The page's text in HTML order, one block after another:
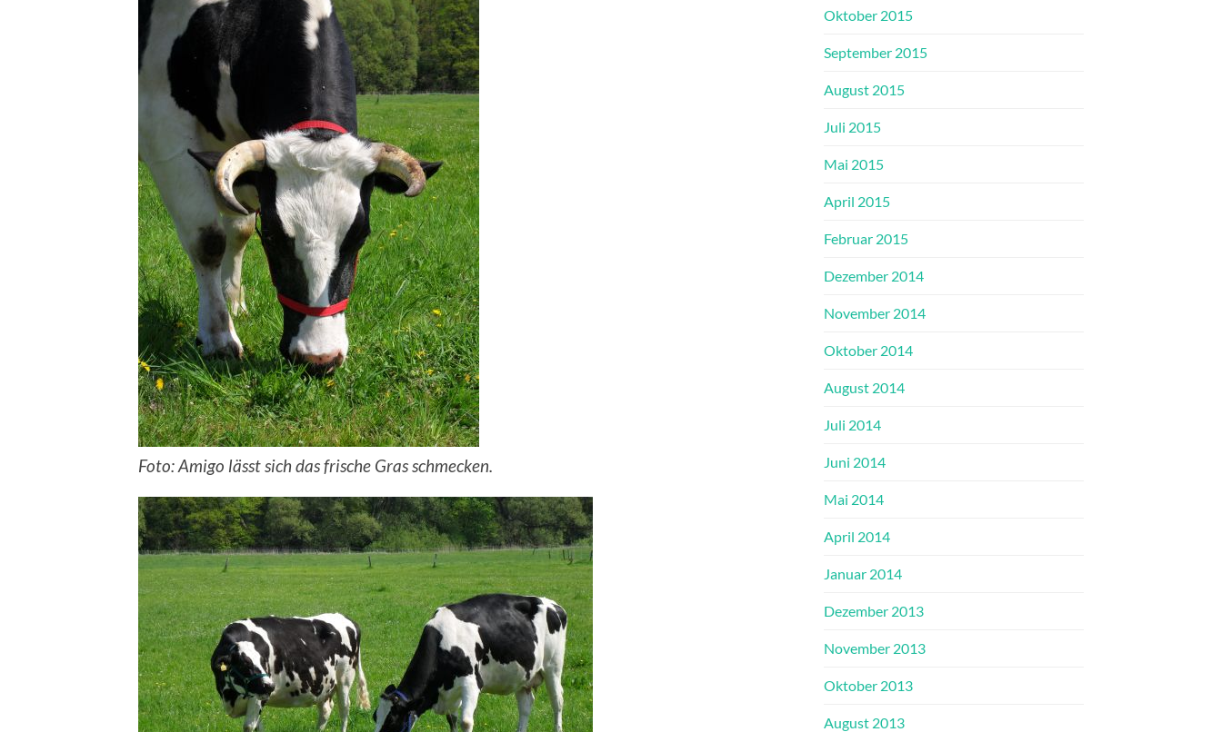
Foto: Amigo lässt sich das frische Gras schmecken.
Oktober 2015
September 2015
August 2015
Juli 2015
Mai 2015
April 2015
Februar 2015
Dezember 2014
November 2014
Oktober 2014
August 2014
Juli 2014
Juni 2014
Mai 2014
April 2014
Januar 2014
Dezember 2013
November 2013
Oktober 2013
August 2013